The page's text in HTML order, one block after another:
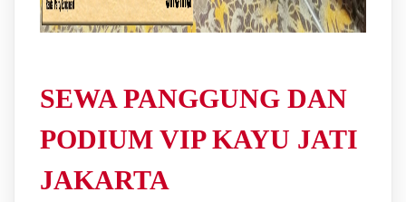
SEWA PANGGUNG DAN
PODIUM VIP KAYU JATI
JAKARTA